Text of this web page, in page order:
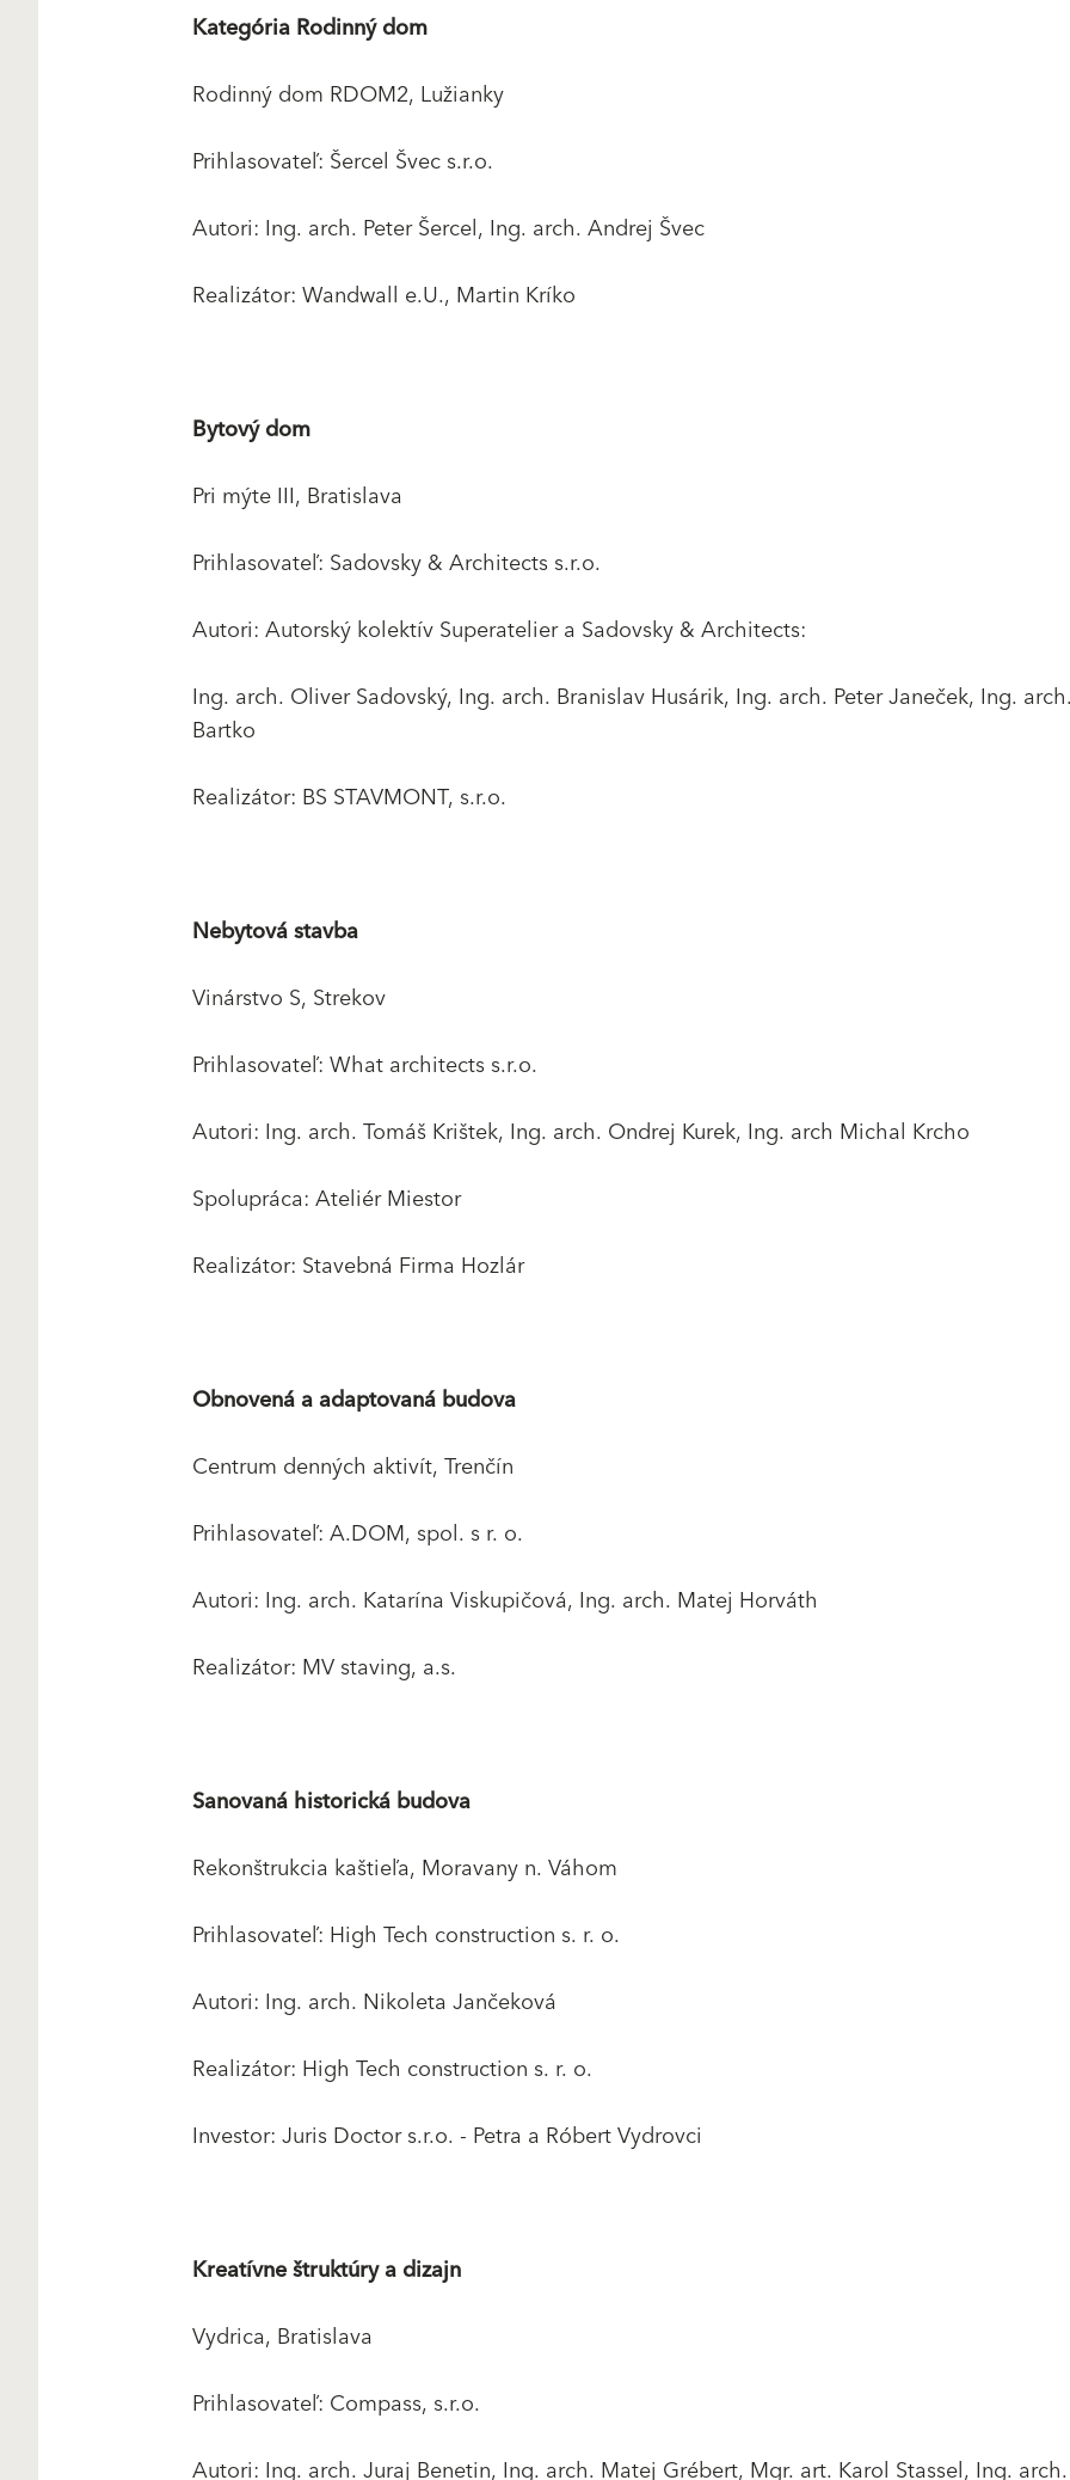
Kategória Rodinný dom
Rodinný dom RDOM2, Lužianky
Prihlasovateľ: Šercel Švec s.r.o.
Autori: Ing. arch. Peter Šercel, Ing. arch. Andrej Švec
Realizátor: Wandwall e.U., Martin Kríko
Bytový dom
Pri mýte III, Bratislava
Prihlasovateľ: Sadovsky & Architects s.r.o.
Autori: Autorský kolektív Superatelier a Sadovsky & Architects:
Ing. arch. Oliver Sadovský, Ing. arch. Branislav Husárik, Ing. arch. Peter Janeček, Ing.
Bartko
Realizátor: BS STAVMONT, s.r.o.
Nebytová stavba
Vinárstvo S, Strekov
Prihlasovateľ: What architects s.r.o.
Autori: Ing. arch. Tomáš Krištek, Ing. arch. Ondrej Kurek, Ing. arch Michal Krcho
Spolupráca: Ateliér Miestor
Realizátor: Stavebná Firma Hozlár
Obnovená a adaptovaná budova
Centrum denných aktivít, Trenčín
Prihlasovateľ: A.DOM, spol. s r. o.
Autori: Ing. arch. Katarína Viskupičová, Ing. arch. Matej Horváth
Realizátor: MV staving, a.s.
Sanovaná historická budova
Rekonštrukcia kaštieľa, Moravany n. Váhom
Prihlasovateľ: High Tech construction s. r. o.
Autori: Ing. arch. Nikoleta Jančeková
Realizátor: High Tech construction s. r. o.
Investor: Juris Doctor s.r.o. - Petra a Róbert Vydrovci
Kreatívne štruktúry a dizajn
Vydrica, Bratislava
Prihlasovateľ: Compass, s.r.o.
Autori: Ing. arch. Juraj Benetin, Ing. arch. Matej Grébert, Mgr. art. Karol Stassel, Ing.